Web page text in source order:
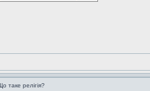
таке релігія?